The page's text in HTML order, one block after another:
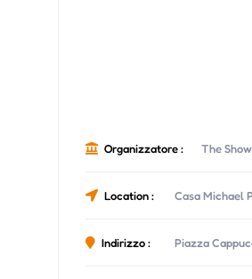
Organizzatore : The
Location : Casa Michael
Indirizzo : Piazza